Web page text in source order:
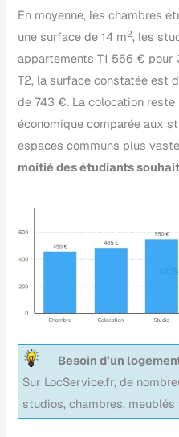
En moyenne, les chambres
une surface de 14 m2, les
appartements T1 566 € pour
T2, la surface constatée est
de 743 €. La colocation
économique comparée aux
espaces communs plus
moitié des étudiants
Besoin d’un
Sur LocService.fr, de
studios, chambres,